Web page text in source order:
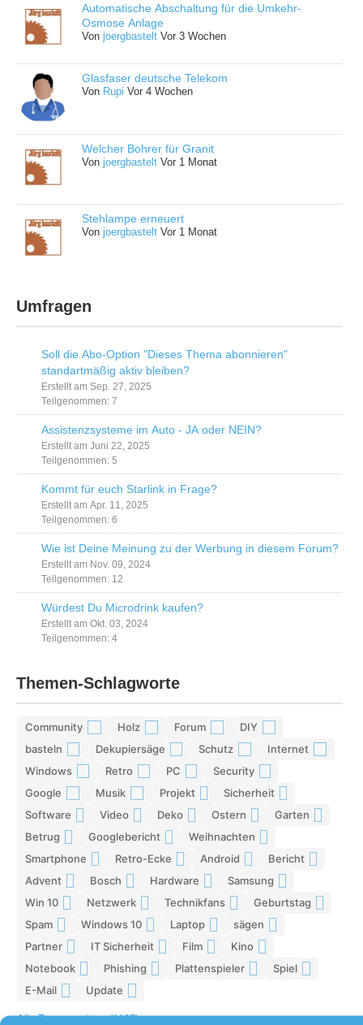
Automatische Abschaltung für die Umkehr-
Osmose Anlage
Vonjoergbastelt Vor 3 Wochen
Glasfaser deutsche Telekom
Von Rupi Vor 4 Wochen
Welcher Bohrer für Granit
Vonjoergbastelt Vor 1 Monat
Stehlampe erneuert
Vonjoergbastelt Vor 1 Monat
Umfragen
Soll die Abo-Option "Dieses Thema abonnieren"
standartmäßig aktiv bleiben?
Erstellt am Sep. 27, 2025
Teilgenommen: 7
Assistenzsysteme im Auto - JA oder NEIN?
Erstellt am Juni 22, 2025
Teilgenommen: 5
Kommt für euch Starlink in Frage?
Erstellt am Apr. 11, 2025
Teilgenommen: 6
Wie ist Deine Meinung zu der Werbung in diesem Forum?
Erstellt am Nov. 09, 2024
Teilgenommen: 12
Würdest Du Microdrink kaufen?
Erstellt am Okt. 03, 2024
Teilgenommen: 4
Themen-Schlagworte
Community Holz Forum DIY
basteln Dekupiersäge Schutz Internet
Windows Retro PC Security
Google Musik Projekt Sicherheit
Software Video Deko Ostern Garten
Betrug Googlebericht Weihnachten
Smartphone Retro-Ecke Android Bericht
Advent Bosch Hardware Samsung
Win 10 Netzwerk Technikfans Geburtstag
Spam Windows 10 Laptop sägen
Partner IT Sicherheit Film Kino
Notebook Phishing Plattenspieler Spiel
E-Mail Update
Alle Tags anzeigen (1197)